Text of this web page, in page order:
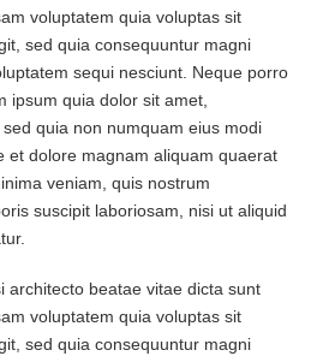
voluptatem quia voluptas sit
sed quia consequuntur magni
sequi nesciunt. Neque porro
ipsum quia dolor sit amet,
quia non numquam eius modi
et dolore magnam aliquam quaerat
veniam, quis nostrum
suscipit laboriosam, nisi ut aliquid
architecto beatae vitae dicta sunt
voluptatem quia voluptas sit
sed quia consequuntur magni